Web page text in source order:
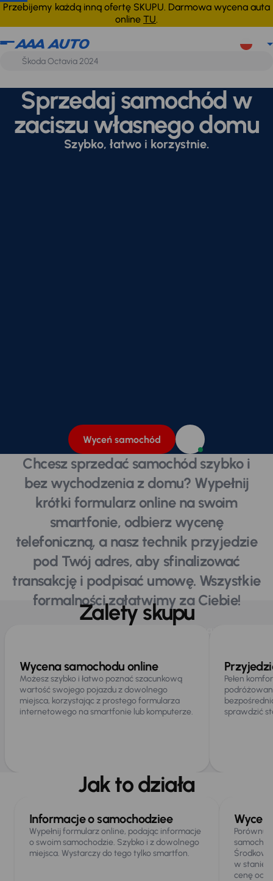
Przebijemy każdą inną ofertę SKUPU. Darmowa wycena auta
online TU.
Sprzedaj samochód w
zaciszu własnego domu
Szybko, łatwo i korzystnie.
Wyceń samochód
Chcesz sprzedać samochód szybko i
bez wychodzenia z domu? Wypełnij
krótki formularz online na swoim
smartfonie, odbierz wycenę
telefoniczną, a nasz technik przyjedzie
pod Twój adres, aby sfinalizować
transakcję i podpisać umowę. Wszystkie
formalności załatwimy za Ciebie!
Zalety skupu
Wycena samochodu online
Możesz szybko i łatwo poznać szacunkową
wartość swojego pojazdu z dowolnego
miejsca, korzystając z prostego formularza
internetowego na smartfonie lub komputerze.
Pełen
sprawdzić
Jak to działa
Informacje o samochodziee
Wypełnij formularz online, podając informacje
o swoim samochodzie. Szybko i z dowolnego
miejsca. Wystarczy do tego tylko smartfon.
w stanie
cenę